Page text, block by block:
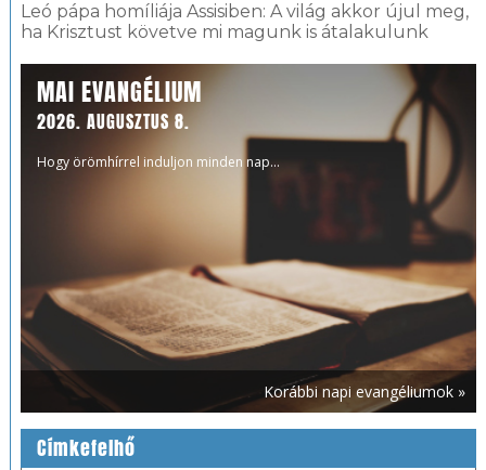
Leó pápa homíliája Assisiben: A világ akkor újul meg,
ha Krisztust követve mi magunk is átalakulunk
MAI EVANGÉLIUM
2026. AUGUSZTUS 8.
Hogy örömhírrel induljon minden nap...
Korábbi napi evangéliumok »
Címkefelhő